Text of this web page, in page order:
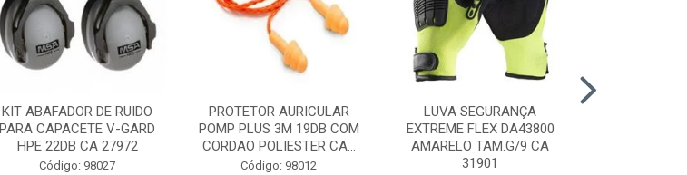
KIT ABAFADOR DE RUIDO
PARA CAPACETE V-GARD
HPE 22DB CA 27972
Código: 98027
PROTETOR AURICULAR
POMP PLUS 3M 19DB COM
CORDAO POLIESTER CA...
Código: 98012
LUVA SEGURANÇA
EXTREME FLEX DA43800
AMARELO TAM.G/9 CA
31901